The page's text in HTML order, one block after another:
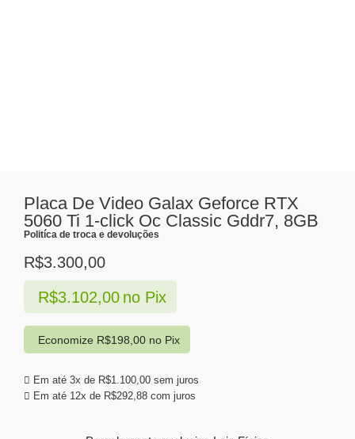
Placa De Video Galax Geforce RTX
5060 Ti 1-click Oc Classic Gddr7, 8GB
Politíca de troca e devoluções
R$3.300,00
Em até 3x de R$1.100,00 sem juros
Em até 12x de R$292,88 com juros
R$3.102,00 no Pix
Economize R$198,00no Pix